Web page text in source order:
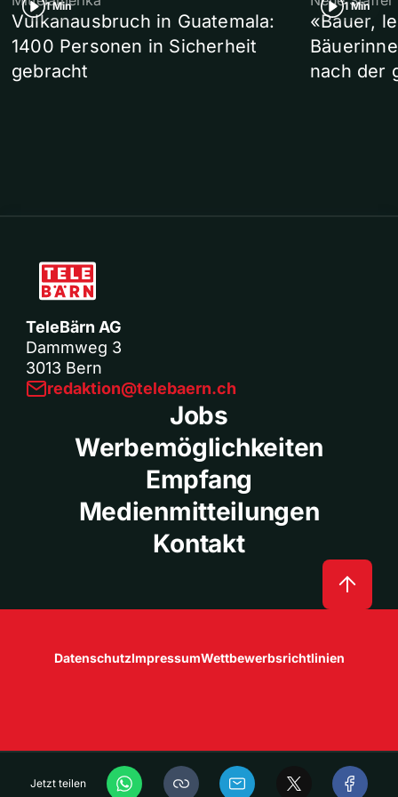
Jetzt teilen
1 Min
Vulkanausbruch in Guatemala:
1400 Personen in Sicherheit
gebracht
1 Min
«Bauer,
nach der
TeleBärn AG
Dammweg 3
3013 Bern
redaktion@telebaern.ch
Jobs
Werbemöglichkeiten
Empfang
Medienmitteilungen
Kontakt
DatenschutzImpressumWettbewerbsrichtlinien